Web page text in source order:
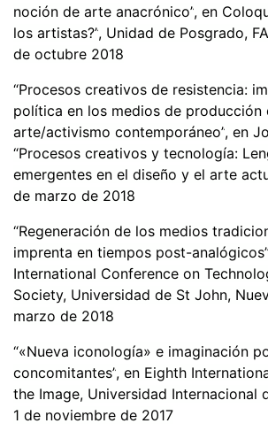
noción de arte anacrónico”, en
los artistas?”, Unidad de Posgrado,
de octubre 2018
“Procesos creativos de resistencia:
política en los medios de producción
arte/activismo contemporáneo”, en
“Procesos creativos y tecnología:
emergentes en el diseño y el arte
de marzo de 2018
“Regeneración de los medios
imprenta en tiempos post-analógicos”
International Conference on
Society, Universidad de St John,
marzo de 2018
“«Nueva iconología» e imaginación
concomitantes”, en Eighth
the Image, Universidad Internacional
1 de noviembre de 2017